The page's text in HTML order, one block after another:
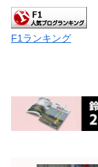
F1ランキング